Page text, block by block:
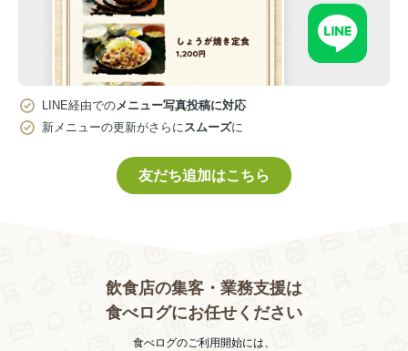
LINE経由でのメニュー写真投稿に対応
新メニューの更新がさらにスムーズに
友だち追加はこちら
飲食店の集客・業務支援は
食べログにお任せください
食べログのご利用開始には、